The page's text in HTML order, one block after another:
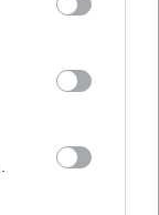
Souare e Galic